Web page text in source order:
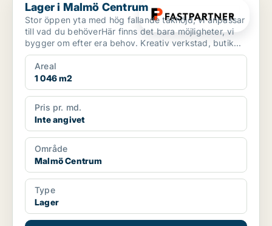
Lager i Malmö Centrum
Stor öppen yta med hög fallande takhöjd, vi anpassar
till vad du behöverHär finns det bara möjligheter, vi
bygger om efter era behov. Kreativ verkstad, butik...
Areal
1 046 m2
Pris pr. md.
Inte angivet
Område
Malmö Centrum
Type
Lager